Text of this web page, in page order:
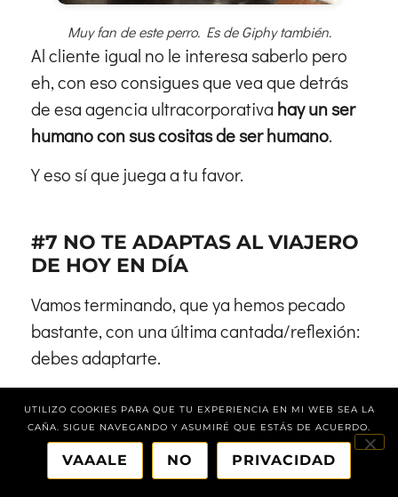
Muy fan de este perro. Es de Giphy también.
Al cliente igual no le interesa saberlo pero
eh, con eso consigues que vea que detrás
de esa agencia ultracorporativa hay un ser
humanocon sus cositas de ser humano.
Y eso sí que juega a tu favor.
#7 NO TE ADAPTAS AL VIAJERO
DE HOY EN DÍA
Vamos terminando, que ya hemos pecado
bastante, con una última cantada/reflexión:
debes adaptarte.
hace 20 años no es el mismo que ahora, y el
de ahora no será igual que dentro de cinco
porque cambiamos muy muy rápido, al ritmo
UTILIZO COOKIES PARA QUE TU EXPERIENCIA EN MI WEB SEA LA
CAÑA. SIGUE NAVEGANDO Y ASUMIRÉ QUE ESTÁS DE ACUERDO.
VAAALE NO PRIVACIDAD